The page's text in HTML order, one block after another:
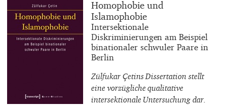
Buchtitel
Homophobie und
Islamophobie
Buchuntertitel
Intersektionale
Diskriminierungen am Beispiel
binationaler schwuler Paare in
Berlin
Zülfukar Çetins Dissertation stellt
eine vorzügliche qualitative
intersektionale Untersuchung dar.